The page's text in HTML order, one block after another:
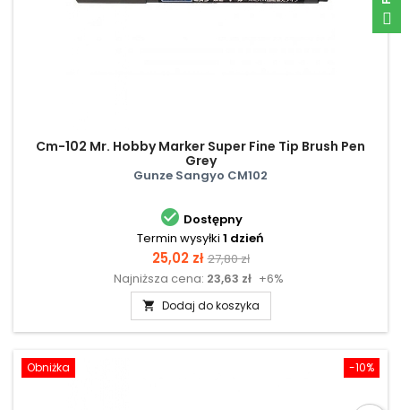
Cm-102 Mr. Hobby Marker Super Fine Tip Brush Pen
Grey
Gunze Sangyo CM102
 Dostępny
Termin wysyłki 1 dzień
Cena
25,02 zł Cena
podstawowa
27,80 zł
Najniższa cena: 23,63 zł +6%
 Dodaj do koszyka
-10%
Obniżka